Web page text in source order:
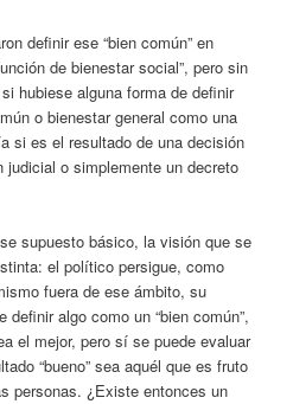
definir ese “bien común” en
de bienestar social”, pero sin
hubiese alguna forma de definir
o bienestar general como una
si es el resultado de una decisión
o simplemente un decreto
supuesto básico, la visión que se
el político persigue, como
fuera de ese ámbito, su
algo como un “bien común”,
el mejor, pero sí se puede evaluar
“bueno” sea aquél que es fruto
personas. ¿Existe entonces un